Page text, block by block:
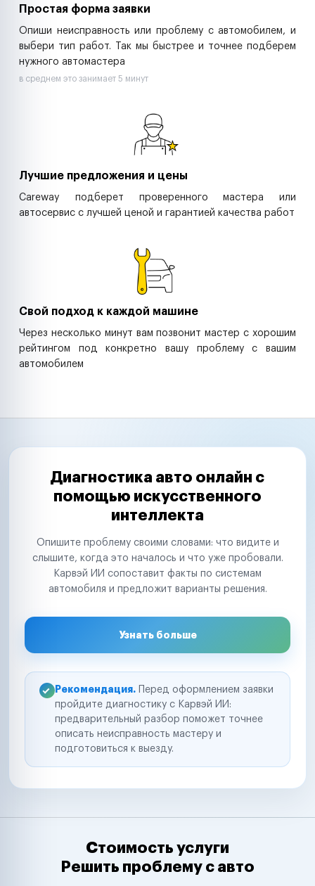
Простая форма заявки
Опиши неисправность или проблему с автомобилем, и
выбери тип работ. Так мы быстрее и точнее подберем
нужного автомастера
в среднем это занимает 5 минут
Лучшие предложения и цены
Careway подберет проверенного мастера или
автосервис с лучшей ценой и гарантией качества работ
Свой подход к каждой машине
Через несколько минут вам позвонит мастер с хорошим
рейтингом под конкретно вашу проблему с вашим
автомобилем
Диагностика авто онлайн с
помощью искусственного
интеллекта
Опишите проблему своими словами: что видите и
слышите, когда это началось и что уже пробовали.
Карвэй ИИ сопоставит факты по системам
автомобиля и предложит варианты решения.
Узнать больше
Рекомендация. Перед оформлением заявки
пройдите диагностику с Карвэй ИИ:
предварительный разбор поможет точнее
описать неисправность мастеру и
подготовиться к выезду.
Стоимость услуги
Решить проблему с авто